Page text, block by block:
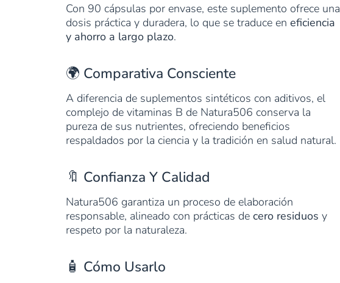
Con 90 cápsulas por envase, este suplemento ofrece una
dosis práctica y duradera, lo que se traduce en eficiencia
y ahorro a largo plazo.
🌍 Comparativa Consciente
A diferencia de suplementos sintéticos con aditivos, el
complejo de vitaminas B de Natura506 conserva la
pureza de sus nutrientes, ofreciendo beneficios
respaldados por la ciencia y la tradición en salud natural.
🔖 Confianza Y Calidad
Natura506 garantiza un proceso de elaboración
responsable, alineado con prácticas de cero residuos y
respeto por la naturaleza.
🧴 Cómo Usarlo